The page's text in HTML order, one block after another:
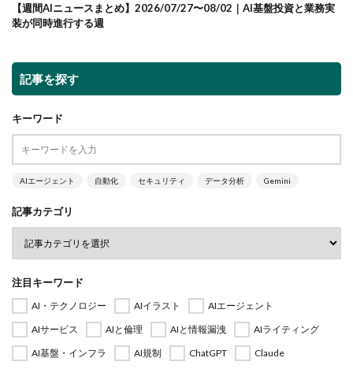
【週間AIニュースまとめ】2026/07/27〜08/02｜AI基盤投資と業務実
装が同時進行する週
記事を探す
キーワード
AIエージェント 自動化 セキュリティ データ分析 Gemini
記事カテゴリ
注目キーワード
AI・テクノロジー AIイラスト
AIエージェント
AIサービス
AIと倫理 AIと情報漏洩
AIライティング
AI基盤・インフラ
AI規制 ChatGPT
Claude